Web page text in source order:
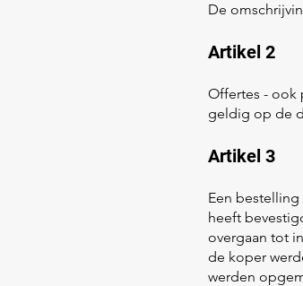
​De
Artikel 2
Offertes - ook
geldig op de
Artikel 3
Een
heeft
overgaan tot
de koper
werden